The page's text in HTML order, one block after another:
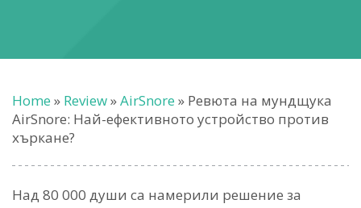
Home » Review»AirSnore » Ревюта на мундщука
AirSnore: Най-ефективното устройство против
хъркане?
Над 80 000 души са намерили решение за